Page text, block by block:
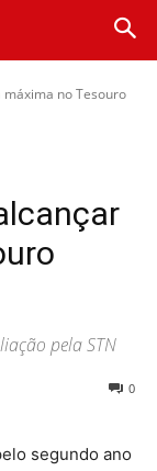
no Tesouro
pela STN
0
segundo ano